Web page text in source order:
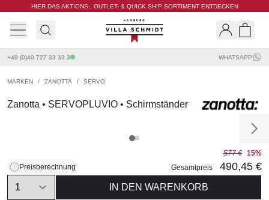
HIER DAS AKTIONS-, OUTLET- & QUICK SHIP SORTIMENT ENTDECKEN
Villa Schmidt
+49 (0)40 727 33 33 3 WHATSAPP
MARKEN / ZANOTTA / SERVO
Zanotta • SERVOPLUVIO • Schirmständer
Preisberechnung
577 € 15%
Gesamtpreis
490,45 €
Quantity
IN DEN WARENKORB